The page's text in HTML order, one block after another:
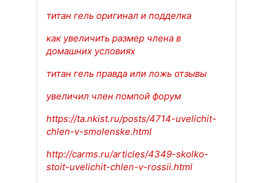
титан гель оригинал и подделка
как увеличить размер члена в
домашних условиях
титан гель правда или ложь отзывы
увеличил член помпой форум
https://ta.nkist.ru/posts/4714-uvelichit-
chlen-v-smolenske.html
http://carms.ru/articles/4349-skolko-
stoit-uvelichit-chlen-v-rossii.html